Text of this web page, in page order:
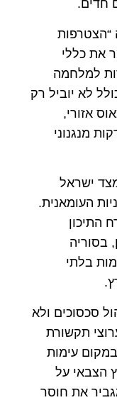
חדים.
“הצטרפות
את כללי
למלחמה
לא יוביל רק
אזורי,
מנגנוני
ישראל
העומאנית.
התיכון
בסוריה
בלתי
סכסוכים ולא
תקשורת
במקום עימות
הצבאי על
את חוסר